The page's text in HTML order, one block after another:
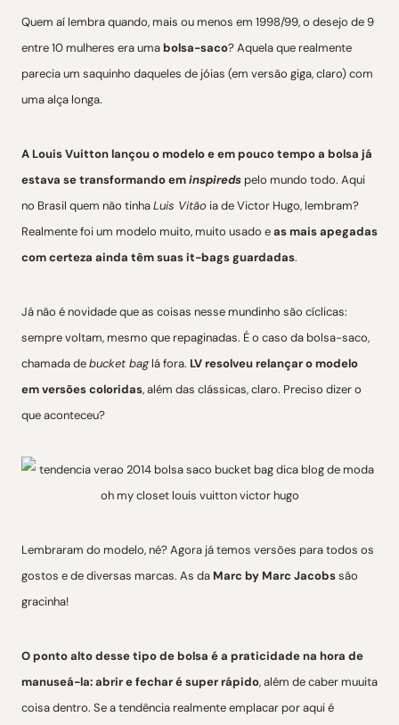
Quem aí lembra quando, mais ou menos em 1998/99, o desejo de 9
entre 10 mulheres era umabolsa-saco? Aquela que realmente
parecia um saquinho daqueles de jóias (em versão giga, claro) com
uma alça longa.
A Louis Vuitton lançou o modelo e em pouco tempo a bolsa já
estava se transformando eminspireds pelo mundo todo. Aqui
no Brasil quem não tinhaLuis Vitão ia de Victor Hugo, lembram?
Realmente foi um modelo muito, muito usado eas mais apegadas
com certeza ainda têm suas it-bags guardadas.
Já não é novidade que as coisas nesse mundinho são cíclicas:
sempre voltam, mesmo que repaginadas. É o caso da bolsa-saco,
chamada debucket baglá fora. LV resolveu relançar o modelo
em versões coloridas, além das clássicas, claro. Preciso dizer o
que aconteceu?
Lembraram do modelo, né? Agora já temos versões para todos os
gostos e de diversas marcas. As da Marc by Marc Jacobssão
gracinha!
O ponto alto desse tipo de bolsa é a praticidade na hora de
manuseá-la: abrir e fechar é super rápido, além de caber muuita
coisa dentro. Se a tendência realmente emplacar por aqui é